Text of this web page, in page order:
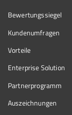
Bewertungssiegel
Kundenumfragen
Vorteile
Enterprise Solution
Partnerprogramm
Auszeichnungen